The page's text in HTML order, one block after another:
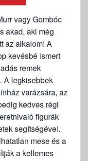
vagy Gombóc
akad, aki még
az alkalom! A
kevésbé ismert
remek
A legkisebbek
varázsára, az
kedves régi
figurák
segítségével.
mese és a
a kellemes